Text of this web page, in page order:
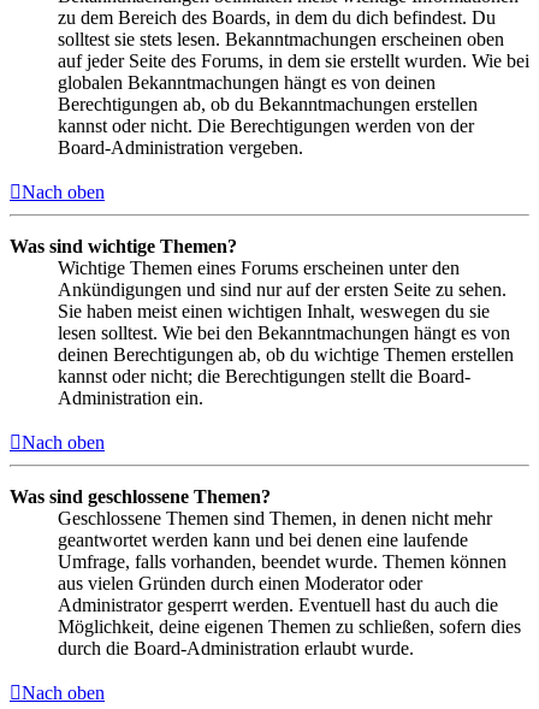
zu dem Bereich des Boards, in dem du dich befindest. Du
solltest sie stets lesen. Bekanntmachungen erscheinen oben
auf jeder Seite des Forums, in dem sie erstellt wurden. Wie bei
globalen Bekanntmachungen hängt es von deinen
Berechtigungen ab, ob du Bekanntmachungen erstellen
kannst oder nicht. Die Berechtigungen werden von der
Board-Administration vergeben.
Nach oben
Was sind wichtige Themen?
Wichtige Themen eines Forums erscheinen unter den
Ankündigungen und sind nur auf der ersten Seite zu sehen.
Sie haben meist einen wichtigen Inhalt, weswegen du sie
lesen solltest. Wie bei den Bekanntmachungen hängt es von
deinen Berechtigungen ab, ob du wichtige Themen erstellen
kannst oder nicht; die Berechtigungen stellt die Board-
Administration ein.
Nach oben
Was sind geschlossene Themen?
Geschlossene Themen sind Themen, in denen nicht mehr
geantwortet werden kann und bei denen eine laufende
Umfrage, falls vorhanden, beendet wurde. Themen können
aus vielen Gründen durch einen Moderator oder
Administrator gesperrt werden. Eventuell hast du auch die
Möglichkeit, deine eigenen Themen zu schließen, sofern dies
durch die Board-Administration erlaubt wurde.
Nach oben